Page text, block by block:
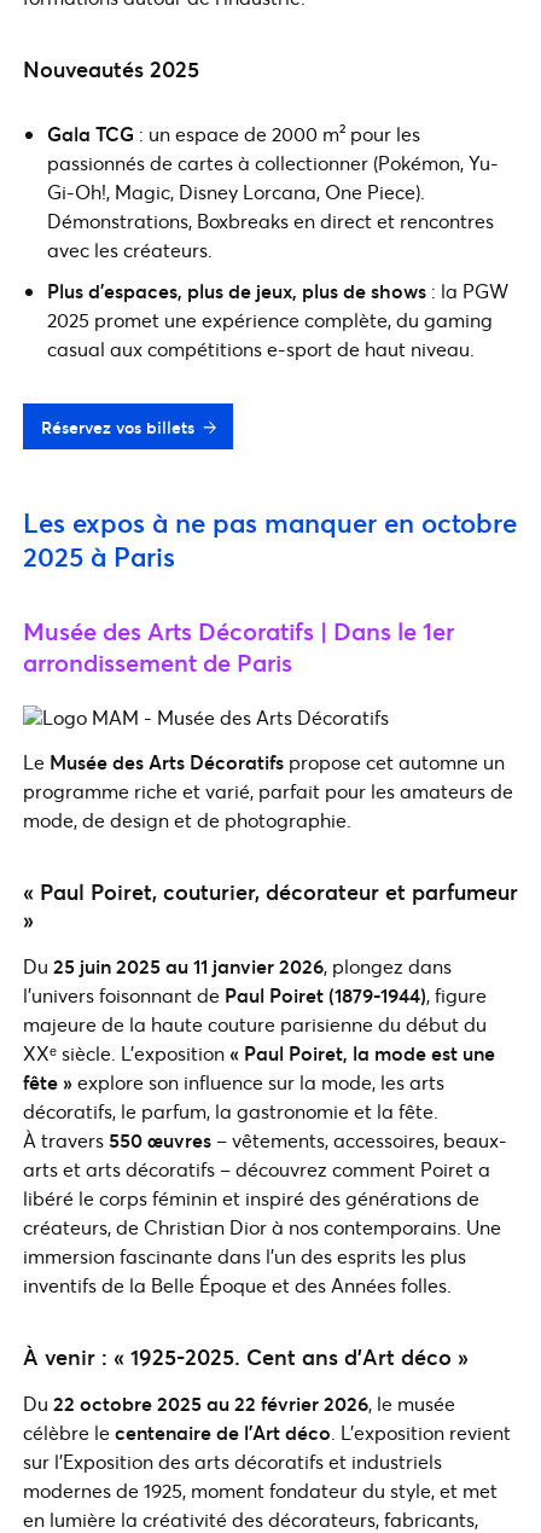
Nouveautés 2025
Gala TCG : un espace de 2000 m² pour les
passionnés de cartes à collectionner (Pokémon, Yu-
Gi-Oh!, Magic, Disney Lorcana, One Piece).
Démonstrations, Boxbreaks en direct et rencontres
avec les créateurs.
Plus d’espaces, plus de jeux, plus de shows : la PGW
2025 promet une expérience complète, du gaming
casual aux compétitions e-sport de haut niveau.
Réservez vos billets
Les expos à ne pas manquer en octobre
2025 à Paris
Musée des Arts Décoratifs | Dans le 1er
arrondissement de Paris
Le Musée des Arts Décoratifs propose cet automne un
programme riche et varié, parfait pour les amateurs de
mode, de design et de photographie.
« Paul Poiret, couturier, décorateur et parfumeur
»
Du 25 juin 2025 au 11 janvier 2026, plongez dans
l’univers foisonnant de Paul Poiret (1879-1944), figure
majeure de la haute couture parisienne du début du
XXᵉ siècle. L’exposition« Paul Poiret, la mode est une
fête »explore son influence sur la mode, les arts
décoratifs, le parfum, la gastronomie et la fête.
À travers 550 œuvres– vêtements, accessoires, beaux-
arts et arts décoratifs – découvrez comment Poiret a
libéré le corps féminin et inspiré des générations de
créateurs, de Christian Dior à nos contemporains. Une
immersion fascinante dans l’un des esprits les plus
inventifs de la Belle Époque et des Années folles.
À venir : « 1925-2025. Cent ans d’Art déco »
Du 22 octobre 2025 au 22 février 2026, le musée
célèbre lecentenaire de l’Art déco . L’exposition revient
sur l’Exposition des arts décoratifs et industriels
modernes de 1925, moment fondateur du style, et met
en lumière la créativité des décorateurs, fabricants,